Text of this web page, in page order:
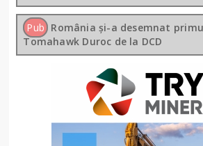
Pub România și-a desemnat
Tomahawk Duroc de la DCD